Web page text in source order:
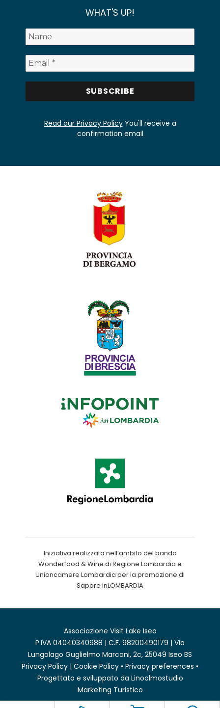
WHAT'S UP!
Read our Privacy PolicyYou'll receive a
confirmation email
Iniziativa realizzata nell’ambito del bando
Wonderfood & Wine di Regione Lombardia e
Unioncamere Lombardia per la promozione di
Sapore inLOMBARDIA
Associazione Visit Lake Iseo
P.IVA 04040340988 | C.F. 98200490179 | Via
Lungolago Guglielmo Marconi, 2c, 25049 Iseo BS
Privacy Policy | Cookie Policy • Privacy preferences •
Progettato e sviluppato da Linoolmostudio
Marketing Turistico